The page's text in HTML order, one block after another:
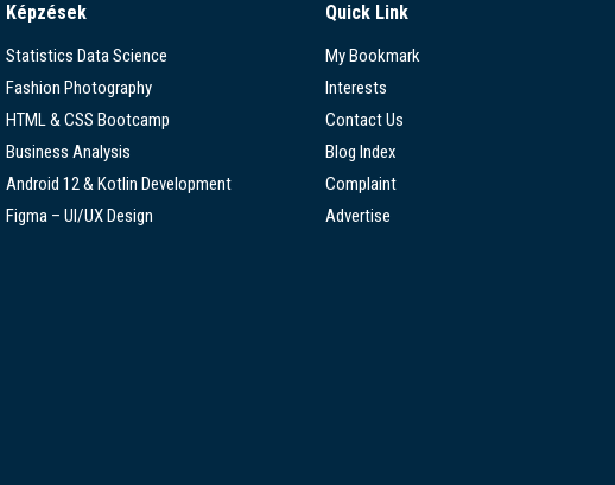
Képzések
Statistics Data Science
Fashion Photography
HTML & CSS Bootcamp
Business Analysis
Android 12 & Kotlin Development
Figma – UI/UX Design
Quick Link
My Bookmark
Interests
Contact Us
Blog Index
Complaint
Advertise